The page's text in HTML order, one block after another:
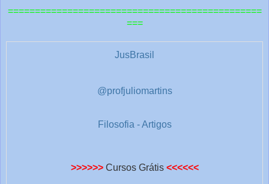
a
1
===============================================
===
JusBrasil
@profjuliomartins
Filosofia - Artigos
>>>>>> Cursos Grátis <<<<<<